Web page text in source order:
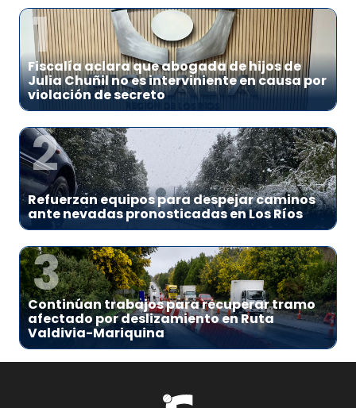
1
Fiscalía aclara que abogada de hijos de
Julia Chuñil no es interviniente en causa por
violación de secreto
2
Refuerzan equipos para despejar caminos
ante nevadas pronosticadas en Los Ríos
3
Continúan trabajos para recuperar tramo
afectado por deslizamiento en Ruta
Valdivia-Mariquina